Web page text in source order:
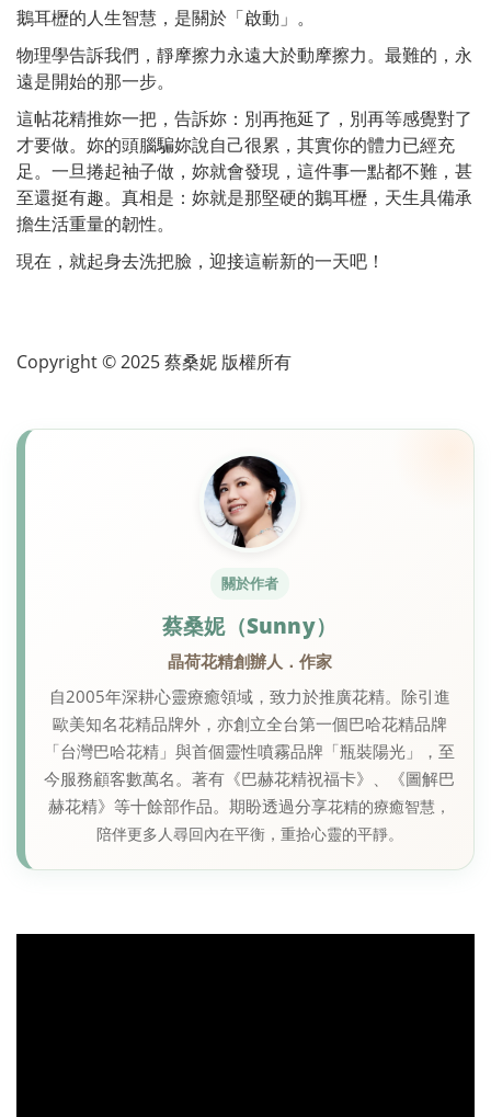
鵝耳櫪的人生智慧，是關於「啟動」。
物理學告訴我們，靜摩擦力永遠大於動摩擦力。最難的，永
遠是開始的那一步。
這帖花精推妳一把，告訴妳：別再拖延了，別再等感覺對了
才要做。妳的頭腦騙妳說自己很累，其實你的體力已經充
足。一旦捲起袖子做，妳就會發現，這件事一點都不難，甚
至還挺有趣。真相是：妳就是那堅硬的鵝耳櫪，天生具備承
擔生活重量的韌性。
現在，就起身去洗把臉，迎接這嶄新的一天吧！
Copyright © 2025 蔡桑妮 版權所有
關於作者
蔡桑妮（Sunny）
晶荷花精創辦人．作家
自2005年深耕心靈療癒領域，致力於推廣花精。除引進
歐美知名花精品牌外，亦創立全台第一個巴哈花精品牌
「台灣巴哈花精」與首個靈性噴霧品牌「瓶裝陽光」，至
今服務顧客數萬名。著有《巴赫花精祝福卡》、《圖解巴
赫花精》等十餘部作品。期盼透過分享花精的療癒智慧，
陪伴更多人尋回內在平衡，重拾心靈的平靜。